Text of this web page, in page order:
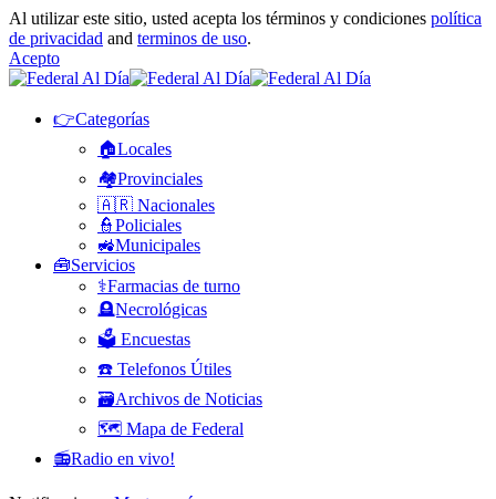
Al utilizar este sitio, usted acepta los términos y condiciones política
de privacidad and terminos de uso.
Acepto
👉Categorías
🏠Locales
🏘️Provinciales
🇦🇷 Nacionales
👮Policiales
🚜Municipales
🧰Servicios
⚕️Farmacias de turno
🪦Necrológicas
🗳️ Encuestas
☎️ Telefonos Útiles
🗃️Archivos de Noticias
🗺️ Mapa de Federal
📻Radio en vivo!